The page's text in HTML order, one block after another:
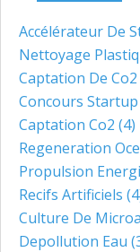
Accélérateur De
Nettoyage
Captation De Co2
Concours Startup
Captation Co2 (4)
Regeneration
Propulsion
Recifs Artificiels
Culture De
Depollution Eau